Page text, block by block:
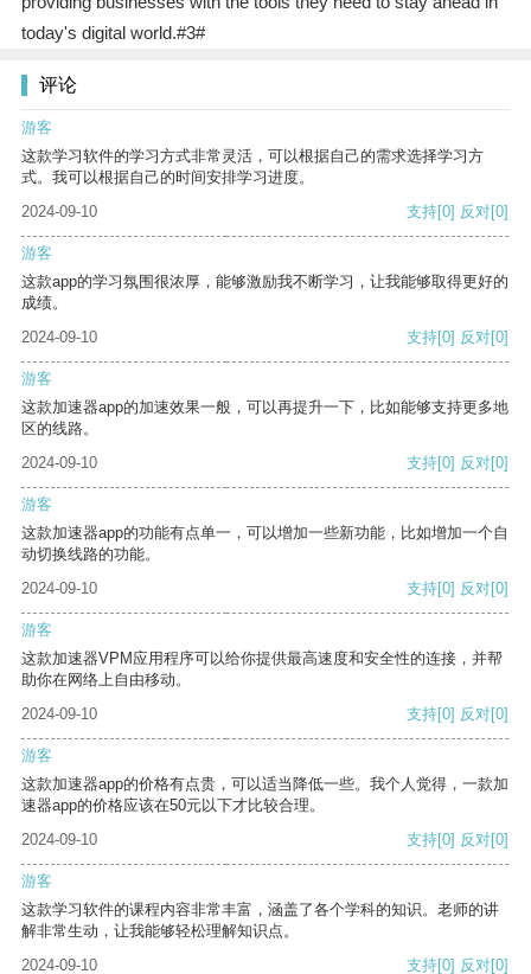
today's digital world.#3#
评论
游客
这款学习软件的学习方式非常灵活，可以根据自己的需求选择学习方
式。我可以根据自己的时间安排学习进度。
2024-09-10
支持[0] 反对[0]
游客
这款app的学习氛围很浓厚，能够激励我不断学习，让我能够取得更好的
成绩。
2024-09-10
支持[0] 反对[0]
游客
这款加速器app的加速效果一般，可以再提升一下，比如能够支持更多地
区的线路。
2024-09-10
支持[0] 反对[0]
游客
这款加速器app的功能有点单一，可以增加一些新功能，比如增加一个自
动切换线路的功能。
2024-09-10
支持[0] 反对[0]
游客
这款加速器VPM应用程序可以给你提供最高速度和安全性的连接，并帮
助你在网络上自由移动。
2024-09-10
支持[0] 反对[0]
游客
这款加速器app的价格有点贵，可以适当降低一些。我个人觉得，一款加
速器app的价格应该在50元以下才比较合理。
2024-09-10
支持[0] 反对[0]
游客
这款学习软件的课程内容非常丰富，涵盖了各个学科的知识。老师的讲
解非常生动，让我能够轻松理解知识点。
2024-09-10
支持[0] 反对[0]